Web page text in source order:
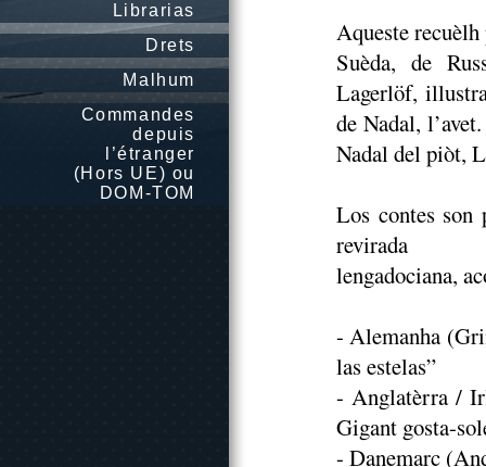
Librarias
Drets
Malhum
Commandes
depuis
l’étranger
(Hors UE) ou
DOM-TOM
Aqueste
Suèda, de
Lagerlöf,
de Nadal,
Nadal del piòt,
Los contes son
revirada
lengadociana,
- Alemanha
las estelas”
- Anglatèrra /
Gigant gosta-
- Danemarc